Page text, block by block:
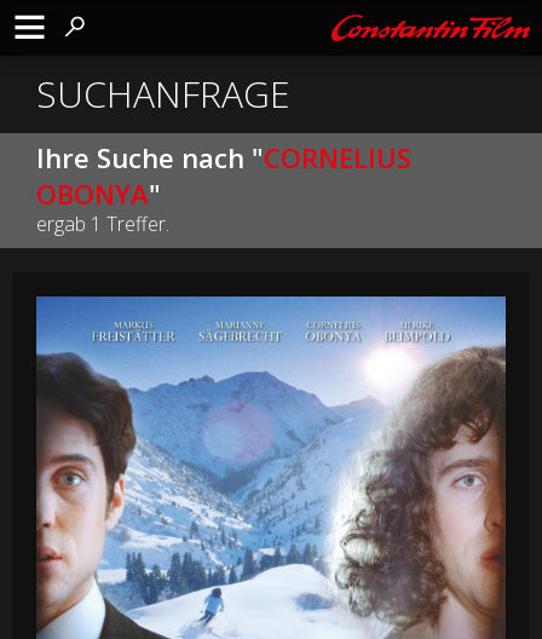
SUCHANFRAGE
Ihre Suche nach "CORNELIUS
OBONYA"
ergab 1 Treffer.